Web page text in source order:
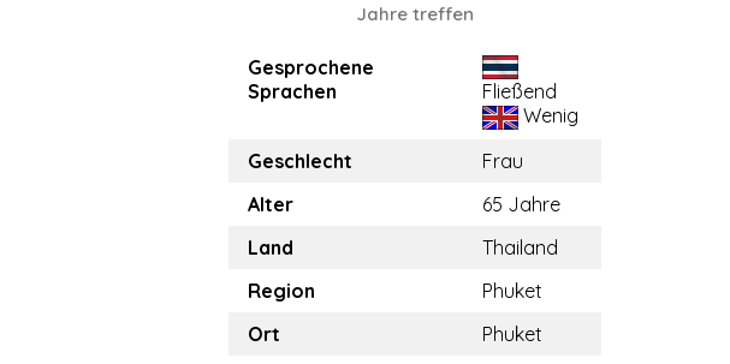
Jahre treffen
Gesprochene
Sprachen
Fließend
Wenig
Geschlecht
Frau
Alter
65 Jahre
Land
Thailand
Region
Phuket
Ort
Phuket